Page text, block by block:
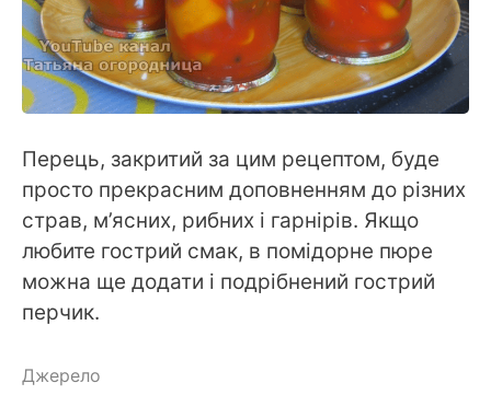
Перець, закритий за цим рецептом, буде
просто прекрасним доповненням до різних
страв, м’ясних, рибних і гарнірів. Якщо
любите гострий смак, в помідорне пюре
можна ще додати і подрібнений гострий
перчик.
Джерело